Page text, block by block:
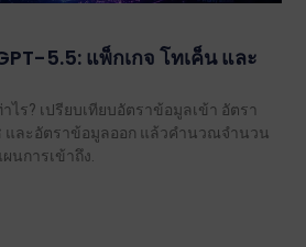
5.5: แพ็กเกจ โทเค็น และ
าไร? เปรียบเทียบอัตราข้อมูลเข้า อัตรา
และอัตราข้อมูลออก แล้วคำนวณจำนวน
นการเข้าถึง.